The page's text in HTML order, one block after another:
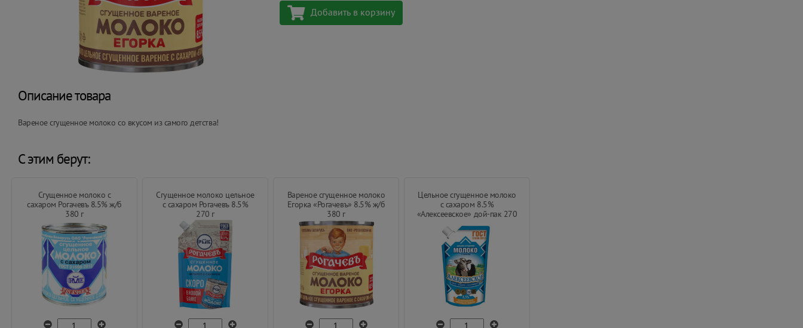
Добавить в корзину
Описание товара
Вареное сгущенное молоко со вкусом из самого детства!
С этим берут:
Сгущенное молоко с
сахаром Рогачевъ 8.5% ж/б
380 г
Сгущенное молоко цельное
с сахаром Рогачевъ 8.5%
270 г
Вареное сгущенное молоко
Егорка «Рогачевъ» 8.5% ж/б
380 г
Цельное сгущенное молоко
с сахаром 8.5%
«Алексеевское» дой-пак 270
г